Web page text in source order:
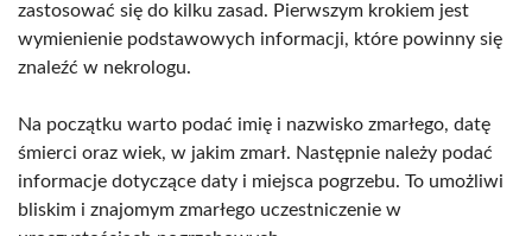
zastosować się do kilku zasad. Pierwszym krokiem jest
wymienienie podstawowych informacji, które powinny się
znaleźć w nekrologu.
Na początku warto podać imię i nazwisko zmarłego, datę
śmierci oraz wiek, w jakim zmarł. Następnie należy podać
informacje dotyczące daty i miejsca pogrzebu. To umożliwi
bliskim i znajomym zmarłego uczestniczenie w